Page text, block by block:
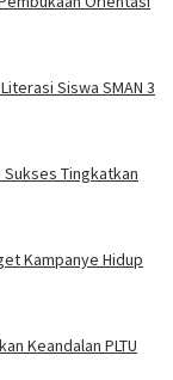
Siswa SMAN 3
Sukses Tingkatkan
Kampanye Hidup
Keandalan PLTU